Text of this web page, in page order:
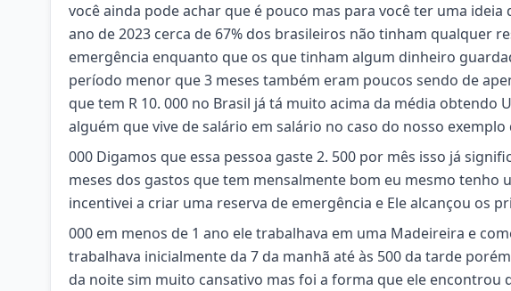
você ainda pode achar que é pouco mas para você ter uma
ano de 2023 cerca de 67% dos brasileiros não tinham qualquer
emergência enquanto que os que tinham algum dinheiro
período menor que 3 meses também eram poucos sendo de
que tem R 10. 000 no Brasil já tá muito acima da média
alguém que vive de salário em salário no caso do nosso
000 Digamos que essa pessoa gaste 2. 500 por mês isso já
meses dos gastos que tem mensalmente bom eu mesmo tenho
incentivei a criar uma reserva de emergência e Ele alcançou os
000 em menos de 1 ano ele trabalhava em uma Madeireira e
trabalhava inicialmente da 7 da manhã até às 500 da tarde
da noite sim muito cansativo mas foi a forma que ele encontrou